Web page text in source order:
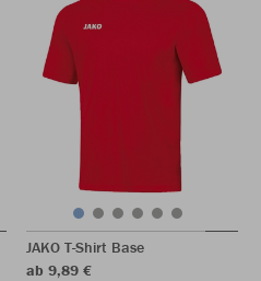
JAKO T-Shirt Base
ab 9,89 €